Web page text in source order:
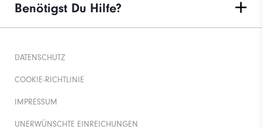
Benötigst Du Hilfe?
DATENSCHUTZ
COOKIE-RICHTLINIE
IMPRESSUM
UNERWÜNSCHTE EINREICHUNGEN